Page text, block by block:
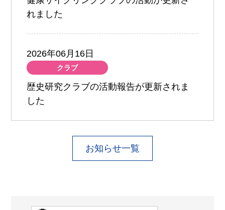
れました
2026年06月16日
クラブ
歴史研究クラブの活動報告が更新されま
した
お知らせ一覧